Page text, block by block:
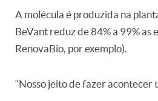
A molécula é produzida na
BeVant reduz de 84% a 99% as
RenovaBio, por exemplo).
“Nosso jeito de fazer acontecer